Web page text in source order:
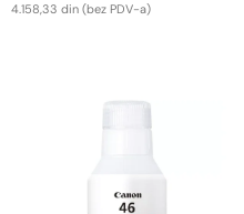
4.158,33 din (bez PDV-a)